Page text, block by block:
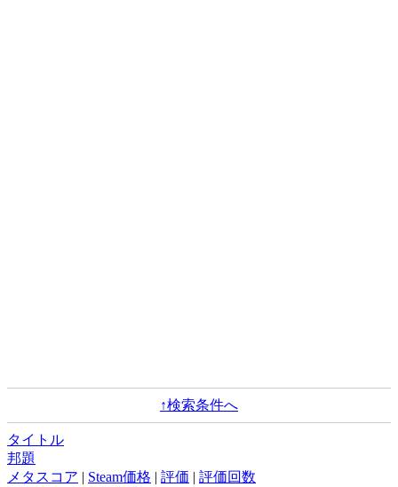
↑検索条件へ
タイトル
邦題
メタスコア | Steam価格 | 評価 | 評価回数